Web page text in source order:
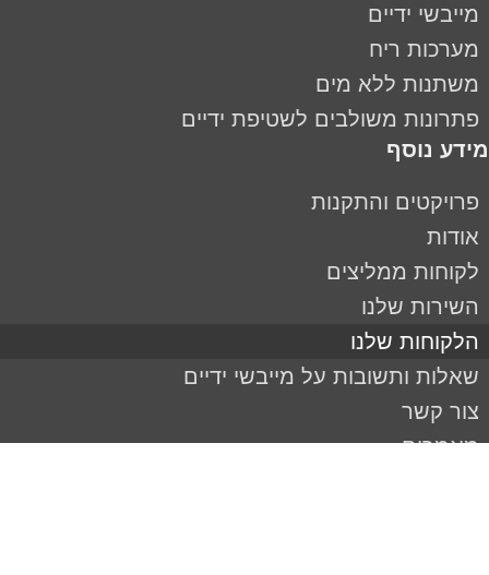
מייבשי ידיים
מערכות ריח
משתנות ללא מים
פתרונות משולבים לשטיפת ידיים
מידע נוסף
פרויקטים והתקנות
אודות
לקוחות ממליצים
השירות שלנו
הלקוחות שלנו
שאלות ותשובות על מייבשי ידיים
צור קשר
מאמרים